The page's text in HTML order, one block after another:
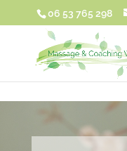
UA-180917271-1
06 53 765 298